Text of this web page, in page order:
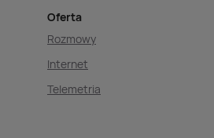
Oferta
Rozmowy
Internet
Telemetria